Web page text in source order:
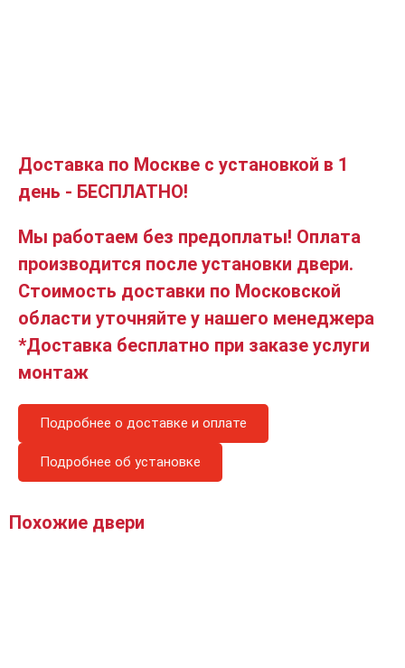
Доставка по Москве с установкой в 1
день - БЕСПЛАТНО!
Мы работаем без предоплаты! Оплата
производится после установки двери.
Стоимость доставки по Московской
области уточняйте у нашего менеджера
*Доставка бесплатно при заказе услуги
монтаж
Подробнее о доставке и оплате
Подробнее об установке
Похожие двери